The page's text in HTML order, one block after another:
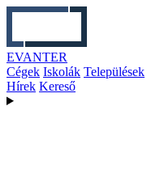
EVANTER
Cégek Iskolák Települések
Hírek Kereső